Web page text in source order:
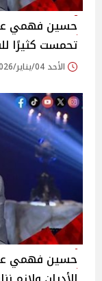
حسين فهمي عن
تحمست كثيرًا
الأحد 04/يناير/2026 - 11:35 م
حسين فهمي عن